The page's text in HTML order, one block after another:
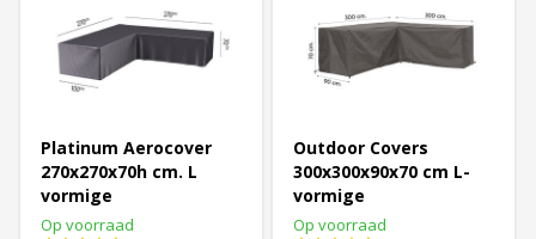
Platinum Aerocover
270x270x70h cm. L
vormige
loungesethoes
Op voorraad
Outdoor Covers
300x300x90x70 cm L-
vormige
loungesethoes
Op voorraad